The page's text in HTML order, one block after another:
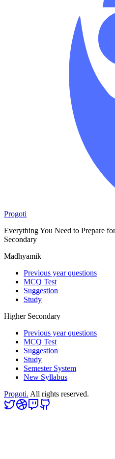
Progoti
Everything You Need to Prepare
Secondary
Madhyamik
Previous year questions
MCQ Test
Suggestion
Study
Higher Secondary
Previous year questions
MCQ Test
Suggestion
Study
Semester System
New Syllabus
Progoti. All rights reserved.